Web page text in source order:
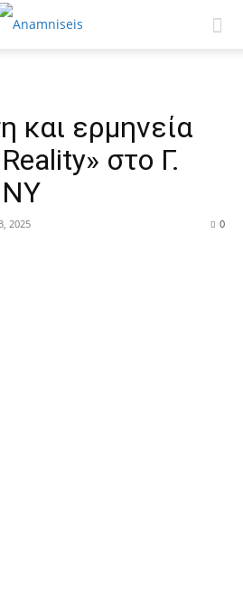
και ερμηνεία
στο Γ.
ΝΥ
2025 0